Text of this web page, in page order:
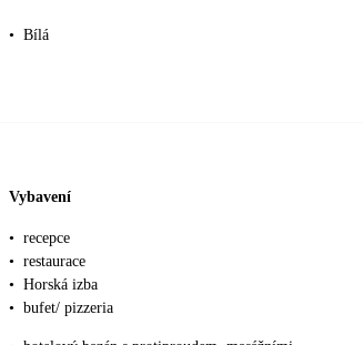
• Bílá
Vybavení
• recepce
• restaurace
• Horská izba
• bufet/ pizzeria